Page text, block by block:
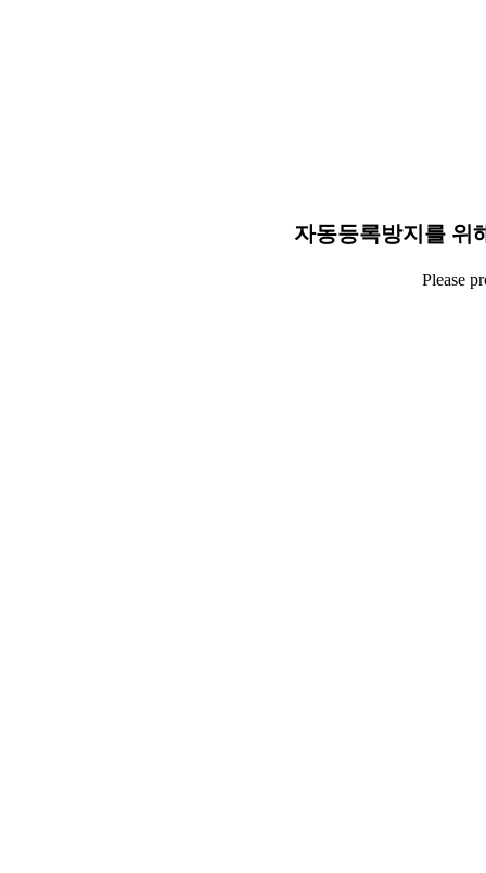
자동등록방지를 위
Please